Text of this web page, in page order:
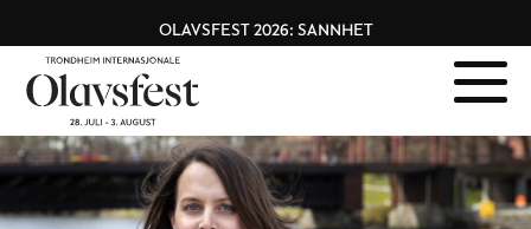
OLAVSFEST 2026: SANNHET